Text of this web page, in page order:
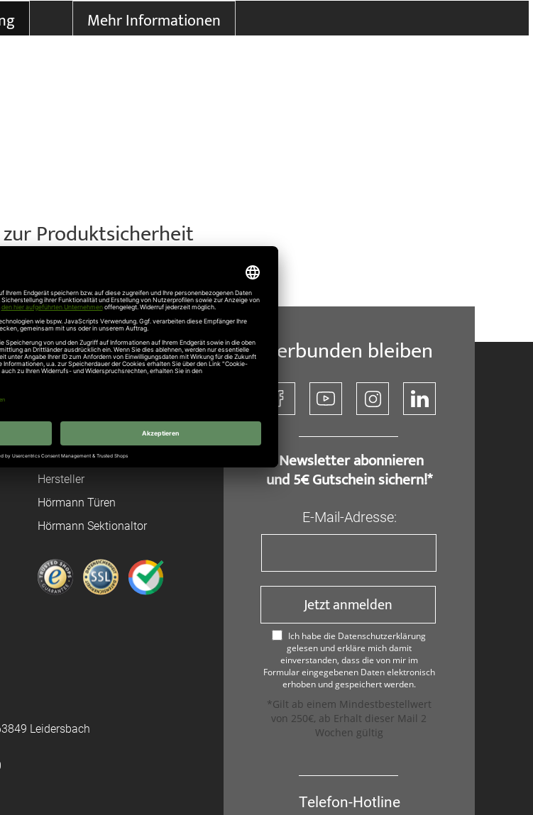
Mehr Informationen
Produktsicherheit
unter Teck, Telefon 07021 8001-0 , info@sommer.eu
Stellenangebote
Hersteller
Hörmann Türen
Hörmann Sektionaltor
Leidersbach
Verbunden bleiben
​ Newsletter abonnieren
und 5€ Gutschein sichern!*
E-Mail-Adresse:
Jetzt anmelden
Ich habe die Datenschutzerklärung
gelesen und erkläre mich damit
einverstanden, dass die von mir im
Formular eingegebenen Daten elektronisch
erhoben und gespeichert werden.
*Gilt ab einem Mindestbestellwert
von 250€, ab Erhalt dieser Mail 2
Wochen gültig
Telefon-Hotline